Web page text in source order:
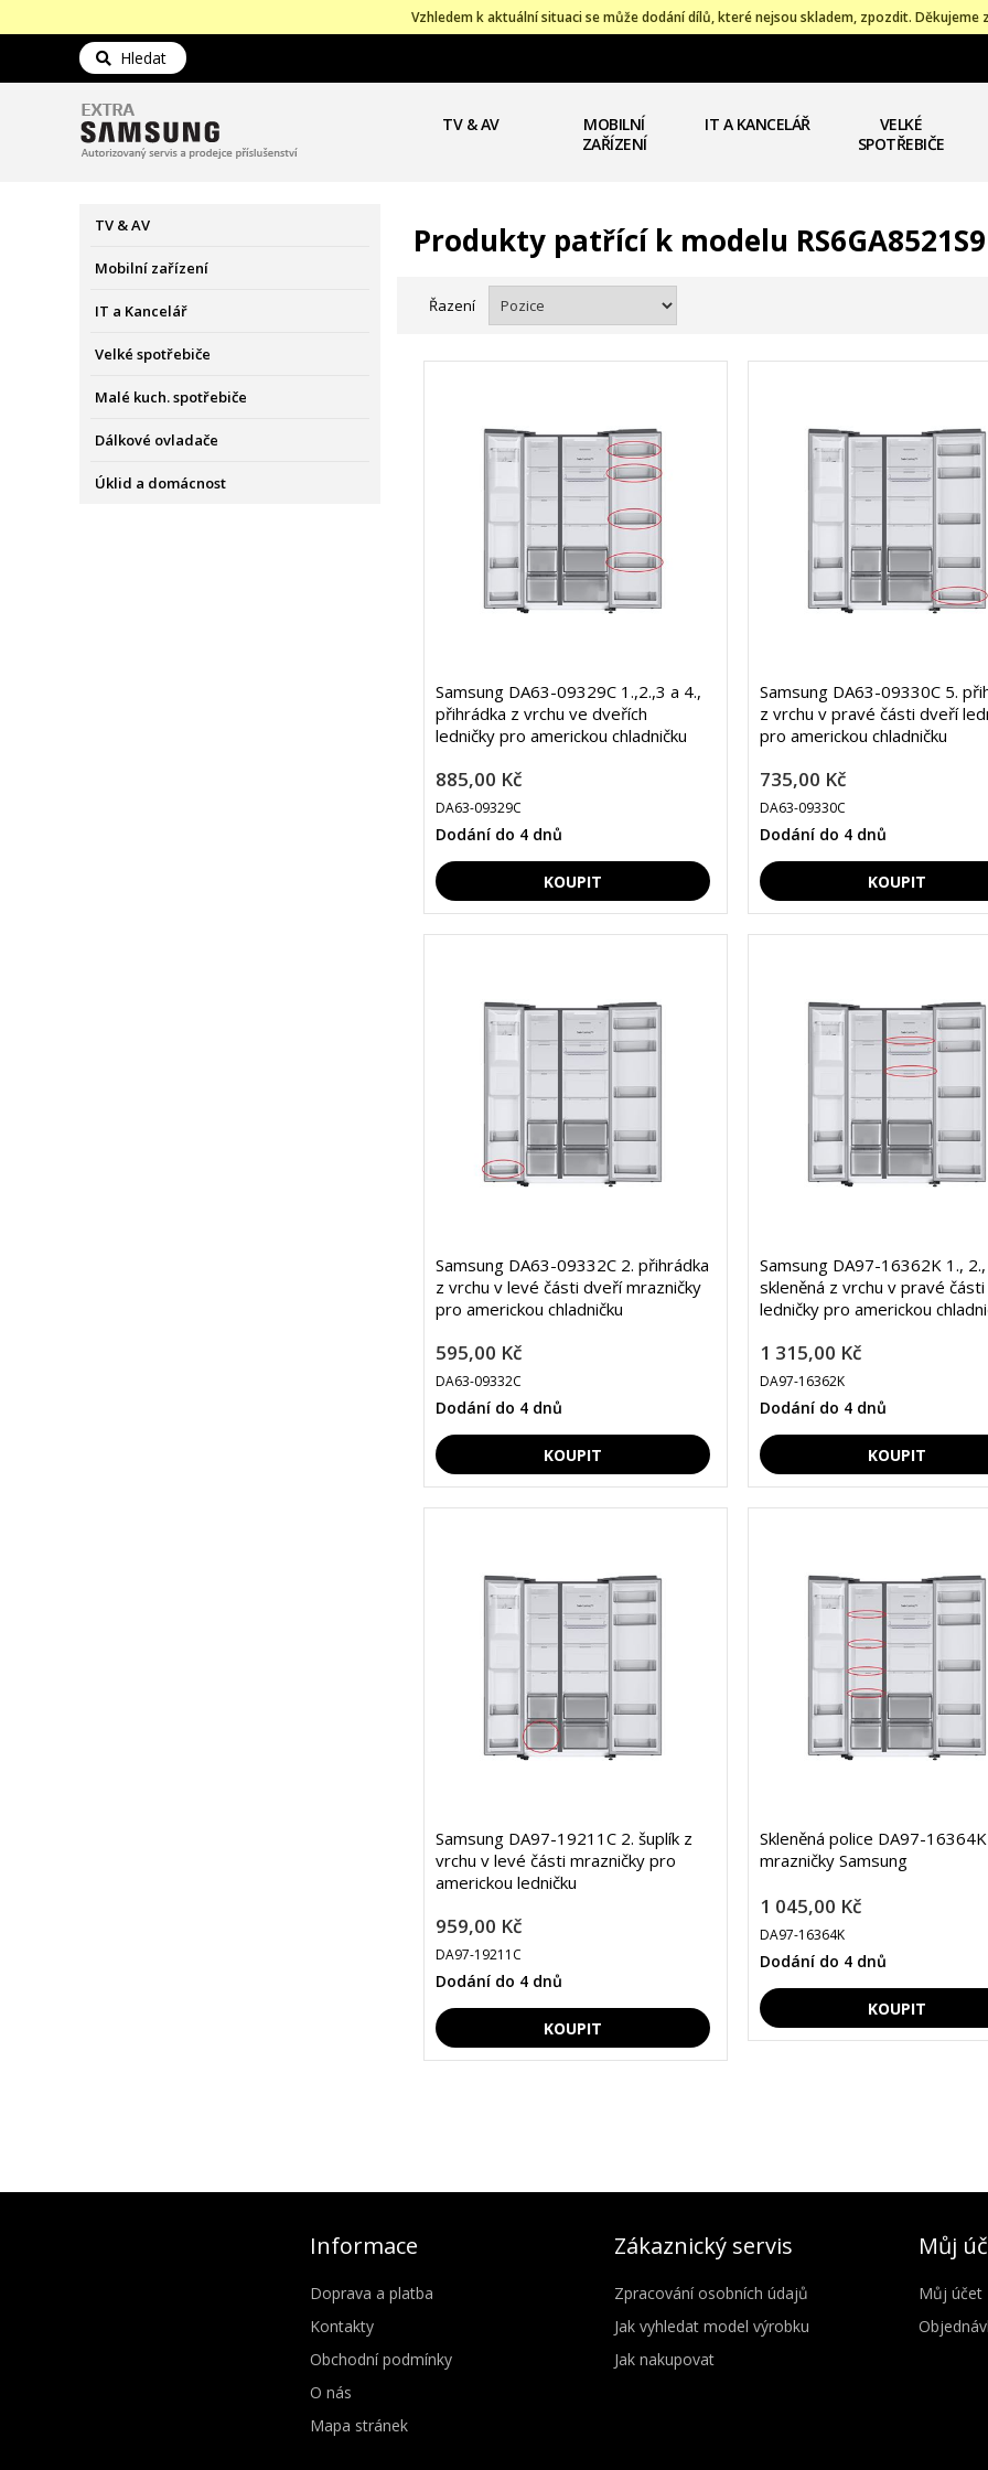
Vzhledem k aktuální situaci se může dodání dílů, které nejsou skladem, zpozdit. Děkujeme
Hledat
TV & AV
MOBILNÍ
ZAŘÍZENÍ
IT A KANCELÁŘ
VELKÉ
SPOTŘEBIČE
TV & AV
Mobilní zařízení
IT a Kancelář
Velké spotřebiče
Malé kuch. spotřebiče
Dálkové ovladače
Úklid a domácnost
Produkty patřící k modelu RS6GA8521S9
Řazení
Samsung DA63-09329C 1.,2.,3 a 4.,
přihrádka z vrchu ve dveřích
ledničky pro americkou chladničku
885,00 Kč
DA63-09329C
Dodání do 4 dnů
Samsung DA63-09330C 5.
z vrchu v pravé části dveří
pro americkou chladničku
735,00 Kč
DA63-09330C
Dodání do 4 dnů
Samsung DA63-09332C 2. přihrádka
z vrchu v levé části dveří mrazničky
pro americkou chladničku
595,00 Kč
DA63-09332C
Dodání do 4 dnů
Samsung DA97-16362K 1.,
skleněná z vrchu v pravé části
ledničky pro americkou
1 315,00 Kč
DA97-16362K
Dodání do 4 dnů
Samsung DA97-19211C 2. šuplík z
vrchu v levé části mrazničky pro
americkou ledničku
959,00 Kč
DA97-19211C
Dodání do 4 dnů
Skleněná police DA97-
mrazničky Samsung
1 045,00 Kč
DA97-16364K
Dodání do 4 dnů
Informace
Doprava a platba
Kontakty
Obchodní podmínky
O nás
Mapa stránek
Zákaznický servis
Zpracování osobních údajů
Jak vyhledat model výrobku
Jak nakupovat
Můj
Můj účet